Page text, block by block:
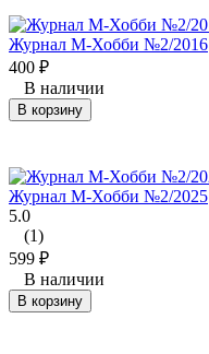
Журнал М-Хобби №2/2016
400 ₽
В наличии
В корзину
Журнал М-Хобби №2/2025
5.0
(1)
599 ₽
В наличии
В корзину